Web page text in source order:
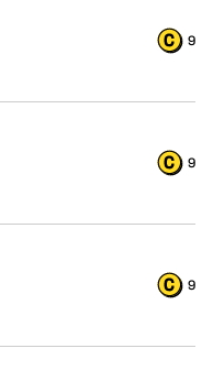
9
9
9